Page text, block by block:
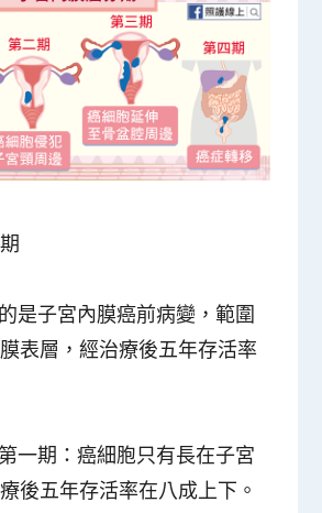
是子宮內膜癌前病變，範圍
表層，經治療後五年存活率
一期 ：癌細胞只有長在子宮
後五年存活率在八成上下。